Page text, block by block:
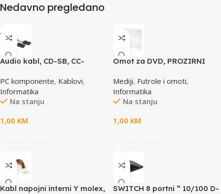
Nedavno pregledano
Audio kabl, CD-SB, CC-
PC komponente, Kablovi,
Informatika
Na stanju
1,00 KM
Omot za DVD, PROZIRNI
Mediji, Futrole i omoti,
Informatika
Na stanju
1,00 KM
Kabl napojni interni Y molex,
SWITCH 8 portni ” 10/100 D-